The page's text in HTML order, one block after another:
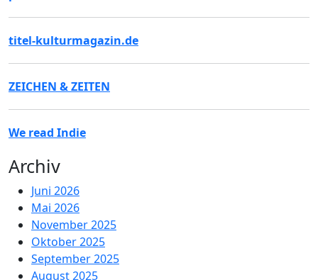
titel-kulturmagazin.de
ZEICHEN & ZEITEN
We read Indie
Archiv
Juni 2026
Mai 2026
November 2025
Oktober 2025
September 2025
August 2025